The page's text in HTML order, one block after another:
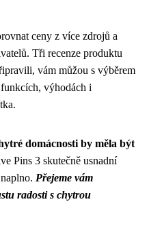
ceny z více zdrojů a
Tři recenze produktu
vám můžou s výběrem
výhodách i
domácnosti by měla být
Pins 3 skutečně usnadní
Přejeme vám
radosti s chytrou